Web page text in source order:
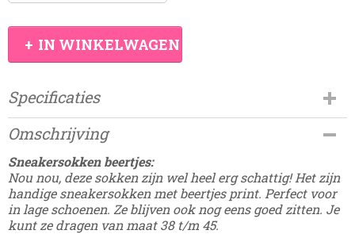
IN WINKELWAGEN
Specificaties
Productcode
Damesdingetjes-42
EAN code
8785304254787
Omschrijving
Sneakersokken beertjes:
Nou nou, deze sokken zijn wel heel erg schattig! Het zijn
handige sneakersokken met beertjes print. Perfect voor
in lage schoenen. Ze blijven ook nog eens goed zitten. Je
kunt ze dragen van maat 38 t/m 45.